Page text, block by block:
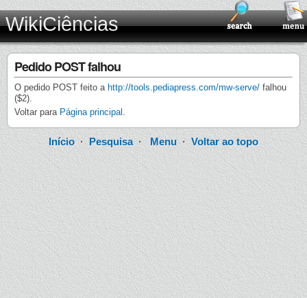
WikiCiências
Pedido POST falhou
O pedido POST feito a http://tools.pediapress.com/mw-serve/ falhou
($2).
Voltar para Página principal .
Início·Pesquisa· Menu· Voltar ao topo